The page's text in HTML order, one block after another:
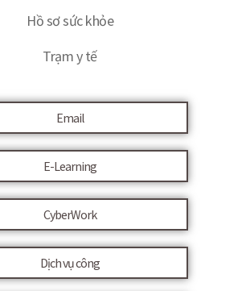
Hồ sơ sức khỏe
Trạm y tế
Email
E-Learning
CyberWork
Dịch vụ công